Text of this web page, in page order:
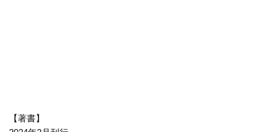
【著書】